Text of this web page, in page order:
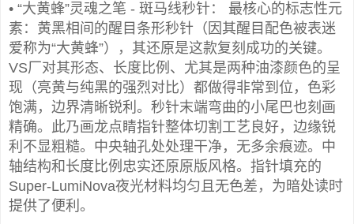
• “大黄蜂”灵魂之笔 - 斑马线秒针： 最核心的标志性元
素：黄黑相间的醒目条形秒针（因其醒目配色被表迷
爱称为“大黄蜂”），其还原是这款复刻成功的关键。
VS厂对其形态、长度比例、尤其是两种油漆颜色的呈
现（亮黄与纯黑的强烈对比）都做得非常到位，色彩
饱满，边界清晰锐利。秒针末端弯曲的小尾巴也刻画
精确。此乃画龙点睛指针整体切割工艺良好，边缘锐
利不显粗糙。中央轴孔处处理干净，无多余痕迹。中
轴结构和长度比例忠实还原原版风格。指针填充的
Super-LumiNova夜光材料均匀且无色差，为暗处读时
提供了便利。